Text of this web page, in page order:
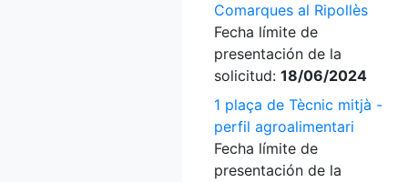
Comarques al Ripollès
Fecha límite de
presentación de la
solicitud: 18/06/2024
1 plaça de Tècnic mitjà -
perfil agroalimentari
Fecha límite de
presentación de la